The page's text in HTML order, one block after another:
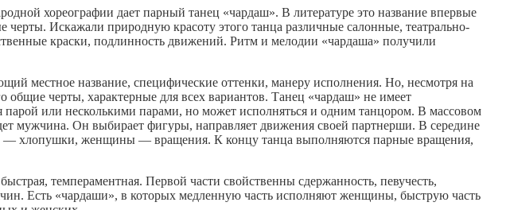
хореографии дает парный танец «чардаш». В литературе это название впервые
черты. Искажали природную красоту этого танца различные салонные, театрально-
краски, подлинность движений. Ритм и мелодии «чардаша» получили
местное название, специфические оттенки, манеру исполнения. Но, несмотря на
общие черты, характерные для всех вариантов. Танец «чардаш» не имеет
или несколькими парами, но может исполняться и одним танцором. В массовом
мужчина. Он выбирает фигуры, направляет движения своей партнерши. В середине
хлопушки, женщины — вращения. К концу танца выполняются парные вращения,
темпераментная. Первой части свойственны сдержанность, певучесть,
Есть «чардаши», в которых медленную часть исполняют женщины, быструю часть